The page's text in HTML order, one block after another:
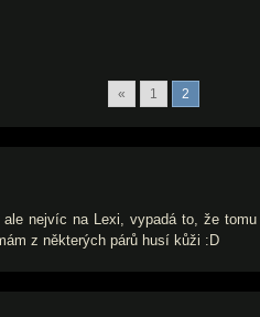
« 1 2
nejvíc na Lexi, vypadá to, že
z některých párů husí kůži :D